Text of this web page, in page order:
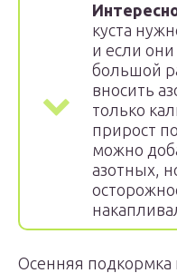
куста
и если
большой
вносить
только
прирост
можно
азотных,
Осенняя